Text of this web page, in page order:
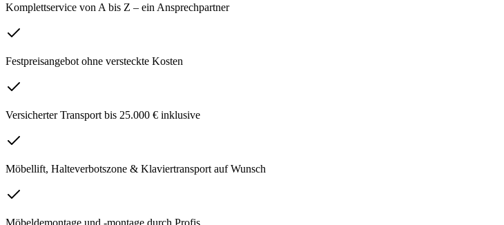
Komplettservice von A bis Z – ein Ansprechpartner
Festpreisangebot ohne versteckte Kosten
Versicherter Transport bis 25.000 € inklusive
Möbellift, Halteverbotszone & Klaviertransport auf Wunsch